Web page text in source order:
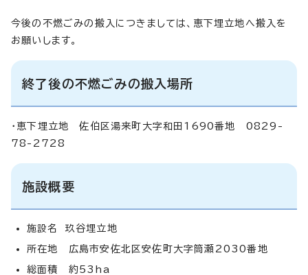
今後の不燃ごみの搬入につきましては、恵下埋立地へ搬入を
お願いします。
終了後の不燃ごみの搬入場所
・恵下埋立地 佐伯区湯来町大字和田1690番地 0829-
78-2728
施設概要
施設名 玖谷埋立地
所在地 広島市安佐北区安佐町大字筒瀬2030番地
総面積 約53ha